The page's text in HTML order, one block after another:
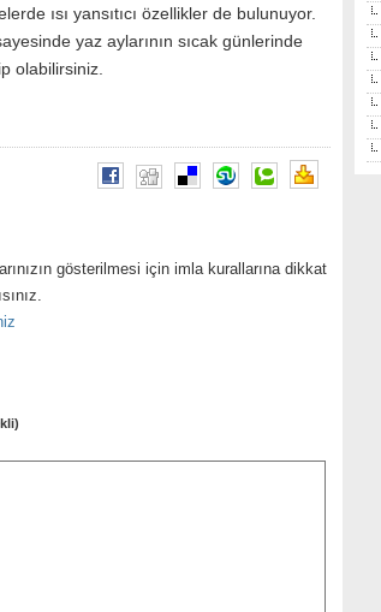
ısı yansıtıcı özellikler de bulunuyor.
yaz aylarının sıcak günlerinde
olabilirsiniz.
gösterilmesi için imla kurallarına dikkat